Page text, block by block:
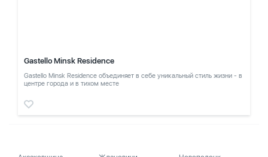
Gastello Minsk Residence
Gastello Minsk Residence объединяет в себе уникальный стиль жизни - в
центре города и в тихом месте